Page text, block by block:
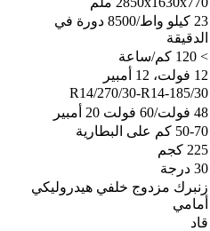
23 كيلو واط/8500 دورة في
الدقيقة
> 120 كم/ساعة
12 فولت، 12 أمبير
185/30-R14/270/30-R14
48 فولت/60 فولت 20 أمبير
50-70 كم على البطارية
225 كجم
30 درجة
زنبرك مزدوج خلفي هيدروليكي
أمامي
قاد